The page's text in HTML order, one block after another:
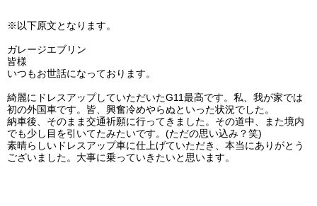
※以下原文となります。
ガレージエブリン
皆様
いつもお世話になっております。
綺麗にドレスアップしていただいたG11最高です。私、我が家では
初の外国車です。皆、興奮冷めやらぬといった状況でした。
納車後、そのまま交通祈願に行ってきました。その道中、また境内
でも少し目を引いてたみたいです。(ただの思い込み？笑)
素晴らしいドレスアップ車に仕上げていただき、本当にありがとう
ございました。大事に乗っていきたいと思います。